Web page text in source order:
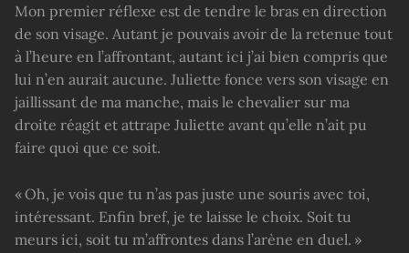
Mon premier réflexe est de tendre le bras en direction
de son visage. Autant je pouvais avoir de la retenue tout
à l’heure en l’affrontant, autant ici j’ai bien compris que
lui n’en aurait aucune. Juliette fonce vers son visage en
jaillissant de ma manche, mais le chevalier sur ma
droite réagit et attrape Juliette avant qu’elle n’ait pu
faire quoi que ce soit.
« Oh, je vois que tu n’as pas juste une souris avec toi,
intéressant. Enfin bref, je te laisse le choix. Soit tu
meurs ici, soit tu m’affrontes dans l’arène en duel. »